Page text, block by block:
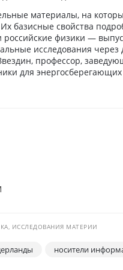
материалы, на
базисные свойства
российские физики —
исследования через
профессор,
для
ИССЛЕДОВАНИЯ МАТЕРИИ
носители